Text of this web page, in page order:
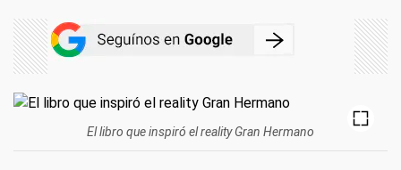
El libro que inspiró el reality Gran Hermano